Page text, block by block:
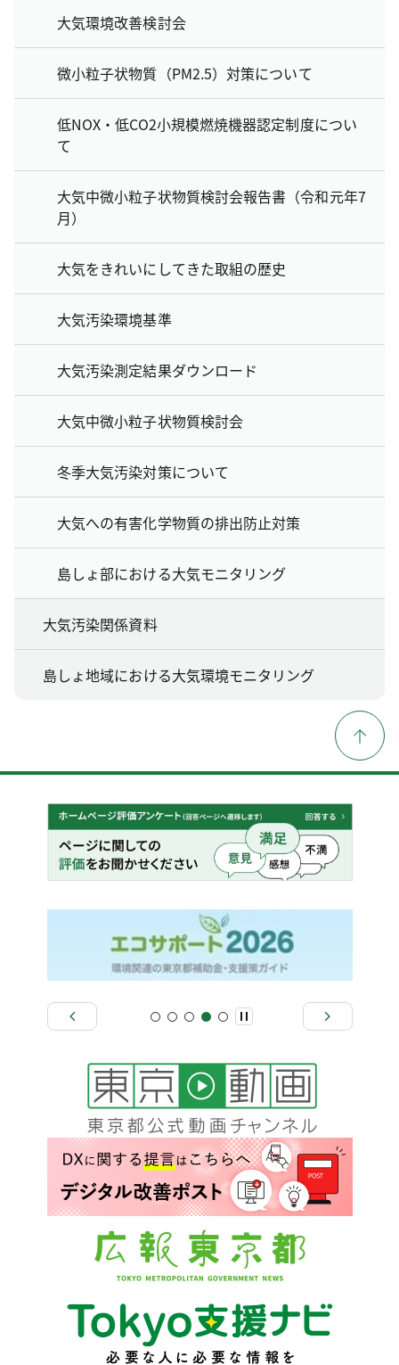
大気環境改善検討会
微小粒子状物質（PM2.5）対策について
低NOX・低CO2小規模燃焼機器認定制度につい
て
大気中微小粒子状物質検討会報告書（令和元年7
月）
大気をきれいにしてきた取組の歴史
大気汚染環境基準
大気汚染測定結果ダウンロード
大気中微小粒子状物質検討会
冬季大気汚染対策について
大気への有害化学物質の排出防止対策
島しょ部における大気モニタリング
大気汚染関係資料
島しょ地域における大気環境モニタリング